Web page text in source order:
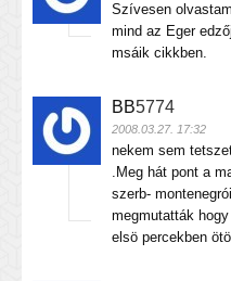
Szívesen
mind az Eger
msáik cikkben.
BB5774
2008.03.27. 17:32
nekem sem
.Meg hát pont a
szerb-
megmutatták
elsö percekben